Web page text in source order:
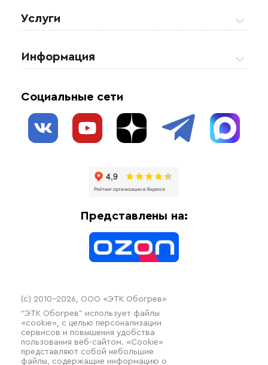
Регулирующая аппаратура
Взрывозащищенное оборудование
Системы защиты от протечки
Отопительное оборудование
Услуги
Обогрев резервуаров
Обогрев трубопроводов
Информация
Блог
Социальные сети
Представлены на:
(c) 2010–2026, ООО «ЭТК Обогрев»
“ЭТК Обогрев” использует файлы
«cookie», с целью персонализации
сервисов и повышения удобства
пользования веб-сайтом. «Cookie»
представляют собой небольшие
файлы, содержащие информацию о